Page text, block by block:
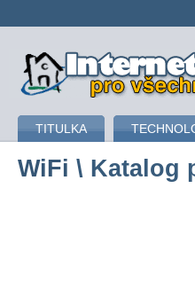
připojení k
TITULKA
WiFi \ Katalog